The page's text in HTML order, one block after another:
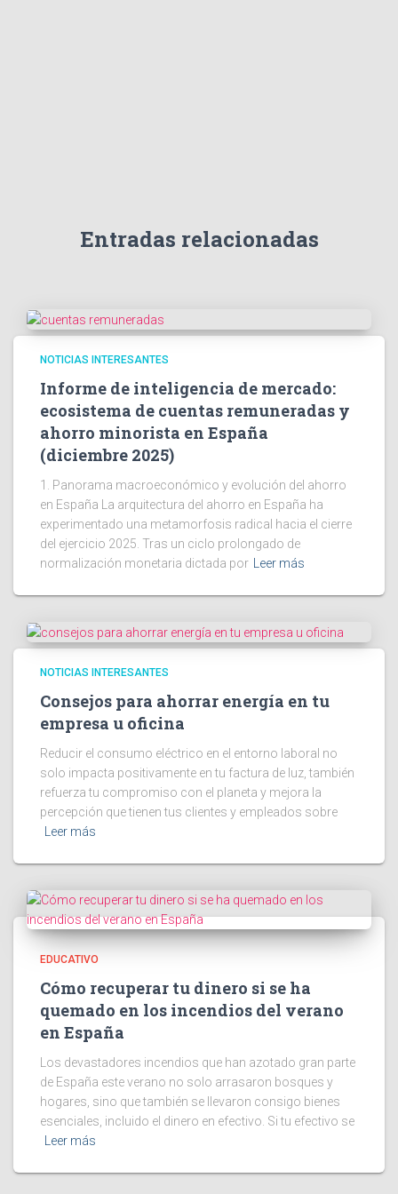
Entradas relacionadas
NOTICIAS INTERESANTES
Informe de inteligencia de mercado:
ecosistema de cuentas remuneradas y
ahorro minorista en España
(diciembre 2025)
1. Panorama macroeconómico y evolución del ahorro
en España La arquitectura del ahorro en España ha
experimentado una metamorfosis radical hacia el cierre
del ejercicio 2025. Tras un ciclo prolongado de
normalización monetaria dictada por
Leer más
NOTICIAS INTERESANTES
Consejos para ahorrar energía en tu
empresa u oficina
Reducir el consumo eléctrico en el entorno laboral no
solo impacta positivamente en tu factura de luz, también
refuerza tu compromiso con el planeta y mejora la
percepción que tienen tus clientes y empleados sobre
Leer más
EDUCATIVO
Cómo recuperar tu dinero si se ha
quemado en los incendios del verano
en España
Los devastadores incendios que han azotado gran parte
de España este verano no solo arrasaron bosques y
hogares, sino que también se llevaron consigo bienes
esenciales, incluido el dinero en efectivo. Si tu efectivo se
Leer más